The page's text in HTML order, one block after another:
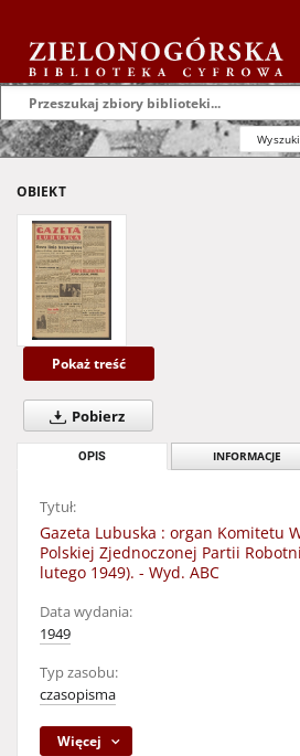
OBIEKT
Pokaż treść
Pobierz
OPIS INFORMACJE
Tytuł:
Gazeta Lubuska : organ Komitetu
Polskiej Zjednoczonej Partii
lutego 1949). - Wyd. ABC
Data wydania:
1949
Typ zasobu:
czasopisma
Więcej